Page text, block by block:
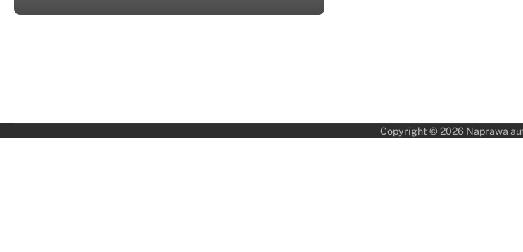
Copyright © 2026 Naprawa